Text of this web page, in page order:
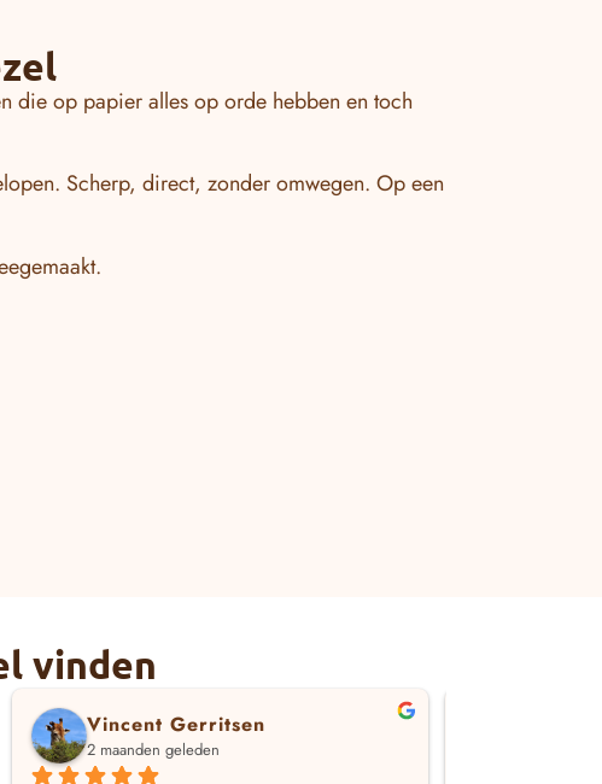
die op papier alles op orde hebben en toch
Scherp, direct, zonder omwegen. Op een
vinden
Vincent Gerritsen
2 maanden geleden